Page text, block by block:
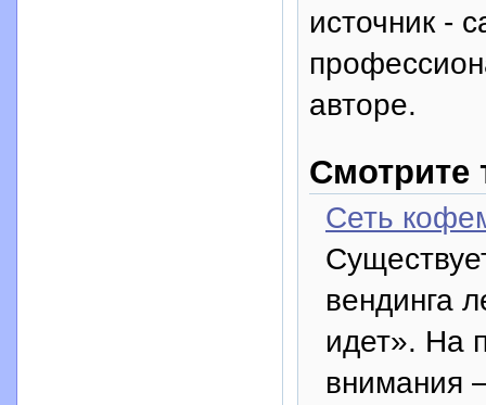
источник -
авторе.
Смотрите
Сеть
вендинга
идет». На
внимания